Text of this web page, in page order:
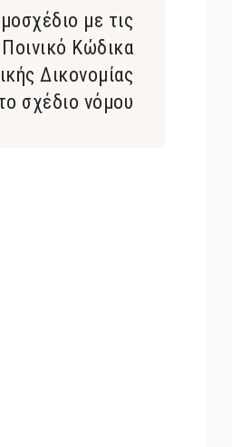
με τις
Κώδικα
Δικονομίας
σχέδιο νόμου